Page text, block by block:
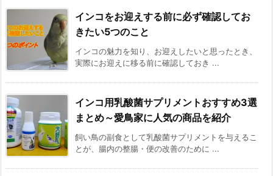
インコをお迎えする前に必ず確認してお
きたい5つのこと
インコの魅力を知り、お迎えしたいと思ったとき、
実際にお迎えに移る前に確認しておき ...
インコ用乳酸菌サプリメントおすすめ3選
まとめ～愛鳥家に人気の商品を紹介
飼い鳥の副食として乳酸菌サプリメントを与えるこ
とが、腸内の整腸・便の改善のために ...